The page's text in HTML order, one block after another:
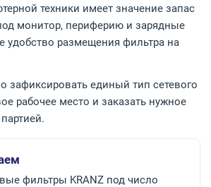
техники имеет значение запас
монитор, периферию и зарядные
удобство размещения фильтра на
зафиксировать единый тип сетевого
рабочее место и заказать нужное
фильтры KRANZ под число